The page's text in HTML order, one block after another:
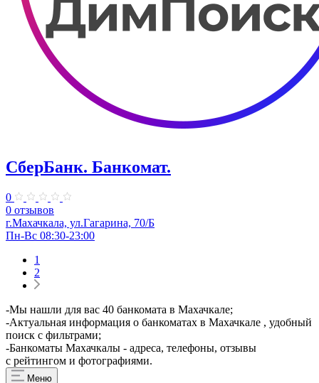
СберБанк. Банкомат.
0
0 отзывов
г.Махачкала, ул.Гагарина, 70/Б
Пн-Вс 08:30-23:00
1
2
-Мы нашли для вас 40 банкомата в Махачкале;
-Актуальная информация о банкоматах в Махачкале , удобный
поиск с фильтрами;
-Банкоматы Махачкалы - адреса, телефоны, отзывы
с рейтингом и фотографиями.
Меню